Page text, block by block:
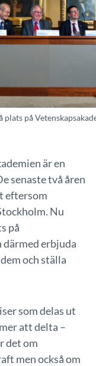
på
är en
senaste två åren
eftersom
Nu
på
därmed erbjuda
och ställa
som delas ut
att delta –
det om
men också om